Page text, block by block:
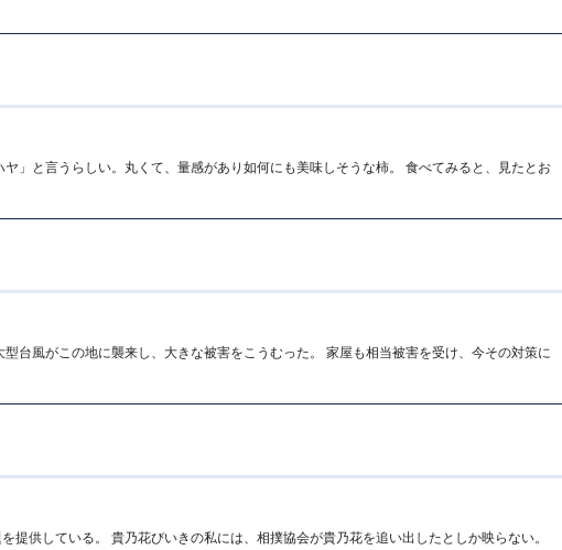
」と言うらしい。丸くて、量感があり如何にも美味しそうな柿。 食べてみると、見たとお
台風がこの地に襲来し、大きな被害をこうむった。 家屋も相当被害を受け、今その対策に
提供している。 貴乃花びいきの私には、相撲協会が貴乃花を追い出したとしか映らない。